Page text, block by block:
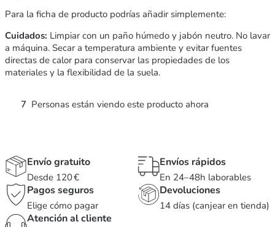
Para la ficha de producto podrías añadir simplemente:
Cuidados: Limpiar con un paño húmedo y jabón neutro. No lavar
a máquina. Secar a temperatura ambiente y evitar fuentes
directas de calor para conservar las propiedades de los
materiales y la flexibilidad de la suela.
7 Personas están viendo este producto ahora
Envío gratuito
Desde 120 €
Envíos rápidos
En 24–48h laborables
Pagos seguros
Elige cómo pagar
Devoluciones
14 días (canjear en tienda)
Atención al cliente